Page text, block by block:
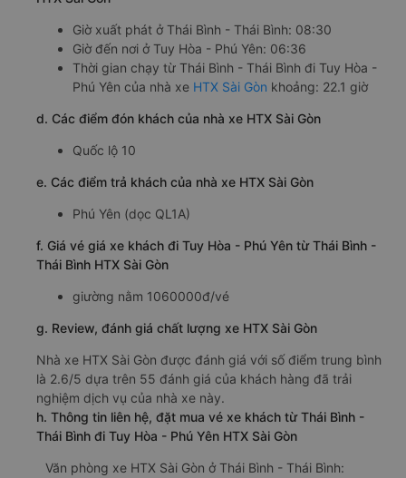
Giờ xuất phát ở Thái Bình - Thái Bình: 08:30
Giờ đến nơi ở Tuy Hòa - Phú Yên: 06:36
Thời gian chạy từ Thái Bình - Thái Bình đi Tuy Hòa -
Phú Yên của nhà xe HTX Sài Gòn khoảng: 22.1 giờ
d. Các điểm đón khách của nhà xe HTX Sài Gòn
Quốc lộ 10
e. Các điểm trả khách của nhà xe HTX Sài Gòn
Phú Yên (dọc QL1A)
f. Giá vé giá xe khách đi Tuy Hòa - Phú Yên từ Thái Bình -
Thái Bình HTX Sài Gòn
giường nằm 1060000đ/vé
g. Review, đánh giá chất lượng xe HTX Sài Gòn
Nhà xe HTX Sài Gòn được đánh giá với số điểm trung bình
là 2.6/5 dựa trên 55 đánh giá của khách hàng đã trải
nghiệm dịch vụ của nhà xe này.
h. Thông tin liên hệ, đặt mua vé xe khách từ Thái Bình -
Thái Bình đi Tuy Hòa - Phú Yên HTX Sài Gòn
Văn phòng xe HTX Sài Gòn ở Thái Bình - Thái Bình: